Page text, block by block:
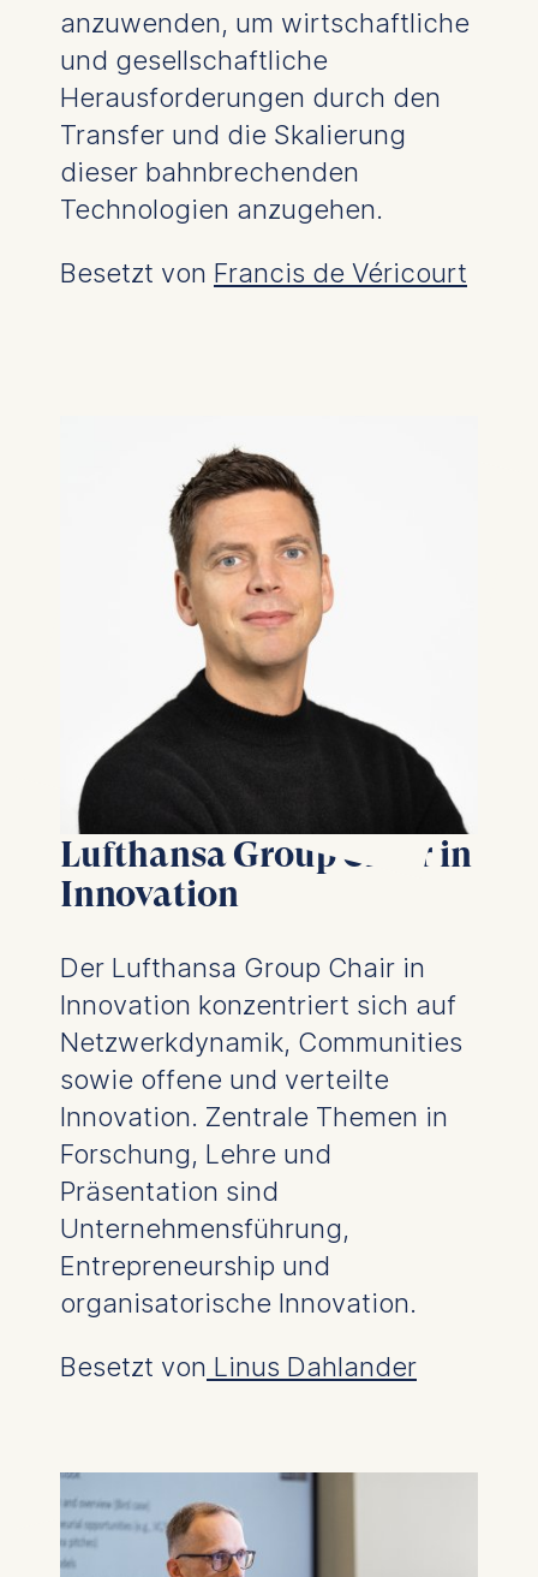
anzuwenden, um wirtschaftliche
und gesellschaftliche
Herausforderungen durch den
Transfer und die Skalierung
dieser bahnbrechenden
Technologien anzugehen.
Besetzt von Francis de Véricourt
Lufthansa Group Chair in
Innovation
Der Lufthansa Group Chair in
Innovation konzentriert sich auf
Netzwerkdynamik, Communities
sowie offene und verteilte
Innovation. Zentrale Themen in
Forschung, Lehre und
Präsentation sind
Unternehmensführung,
Entrepreneurship und
organisatorische Innovation.
Besetzt von Linus Dahlander